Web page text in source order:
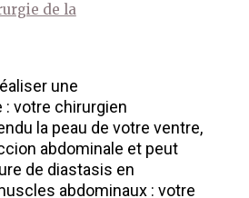
de la
une
votre chirurgien
la peau de votre ventre,
abdominale et peut
de diastasis en
abdominaux : votre